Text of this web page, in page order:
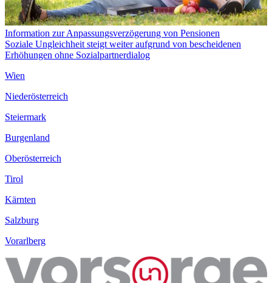
Information zur Anpassungsverzögerung von Pensionen
Soziale Ungleichheit steigt weiter aufgrund von bescheidenen
Erhöhungen ohne Sozialpartnerdialog
Wien
Niederösterreich
Steiermark
Burgenland
Oberösterreich
Tirol
Kärnten
Salzburg
Vorarlberg